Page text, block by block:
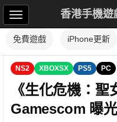
香港手機
免費遊戲 iPhone更新
NS2 XBOXSX PS5 PC
《生化危機：
Gamescom 曝